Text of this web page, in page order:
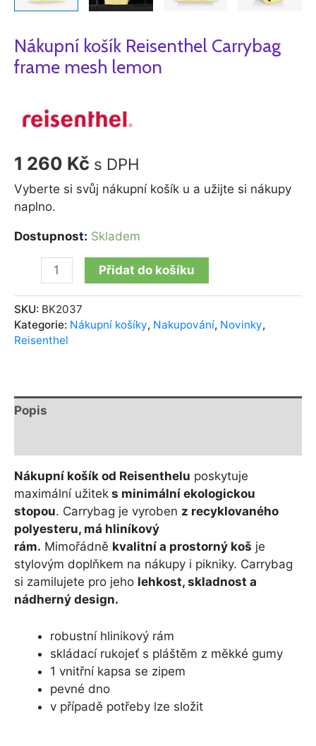
Nákupní košík Reisenthel Carrybag
frame mesh lemon
1 260 Kč s DPH
Vyberte si svůj nákupní košík u a užijte si nákupy
naplno.
Dostupnost: Skladem
Přidat do košíku
SKU: BK2037
Kategorie: Nákupní košíky, Nakupování, Novinky,
Reisenthel
Popis
Nákupní košík od Reisenthelu poskytuje
maximální užitek s minimální ekologickou
stopou. Carrybag je vyroben z recyklovaného
polyesteru, má hliníkový
rám. Mimořádně kvalitní a prostorný koš je
stylovým doplňkem na nákupy i pikniky. Carrybag
si zamilujete pro jeho lehkost, skladnost a
nádherný design.
robustní hlinikový rám
skládací rukojeť s pláštěm z měkké gumy
1 vnitřní kapsa se zipem
pevné dno
v případě potřeby lze složit